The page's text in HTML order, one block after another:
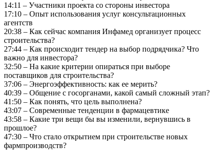
14:11 – Участники проекта со стороны инвестора
17:10 – Опыт использования услуг консультационных
агентств
20:38 – Как сейчас компания Инфамед организует процесс
строительства?
27:44 – Как происходит тендер на выбор подрядчика? Что
важно для инвестора?
32:50 – На какие критерии опираться при выборе
поставщиков для строительства?
37:06 – Энергоэффективность: как ее мерить?
40:39 – Общение с госорганами, какой самый сложный этап?
41:50 – Как понять, что цель выполнена?
43:07 – Современные тенденции в фармацевтике
43:58 – Какие три вещи бы вы изменили, вернувшись в
прошлое?
47:30 – Что стало открытием при строительстве новых
фармпроизводств?